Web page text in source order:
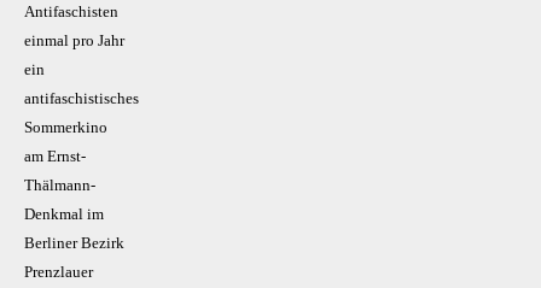
Antifaschisten
einmal pro Jahr
ein
antifaschistisches
Sommerkino
am Ernst-
Thälmann-
Denkmal im
Berliner Bezirk
Prenzlauer